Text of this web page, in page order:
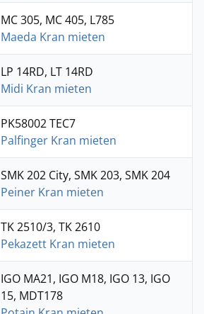
MC 305, MC 405, L785
Maeda Kran mieten
LP 14RD, LT 14RD
Midi Kran mieten
PK58002 TEC7
Palfinger Kran mieten
SMK 202 City, SMK 203, SMK 204
Peiner Kran mieten
TK 2510/3, TK 2610
Pekazett Kran mieten
IGO MA21, IGO M18, IGO 13, IGO
15, MDT178